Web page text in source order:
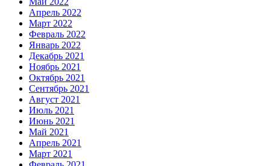
Апрель 2022
Март 2022
Февраль 2022
Январь 2022
Декабрь 2021
Ноябрь 2021
Октябрь 2021
Сентябрь 2021
Август 2021
Июль 2021
Июнь 2021
Май 2021
Апрель 2021
Март 2021